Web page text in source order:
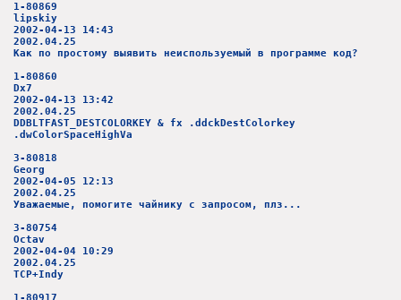
1-80869
lipskiy
2002-04-13 14:43
2002.04.25
Как по простому выявить неиспользуемый в программе код?
1-80860
Dx7
2002-04-13 13:42
2002.04.25
DDBLTFAST_DESTCOLORKEY & fx .ddckDestColorkey
.dwColorSpaceHighVa
3-80818
Georg
2002-04-05 12:13
2002.04.25
Уважаемые, помогите чайнику с запросом, плз...
3-80754
Octav
2002-04-04 10:29
2002.04.25
TCP+Indy